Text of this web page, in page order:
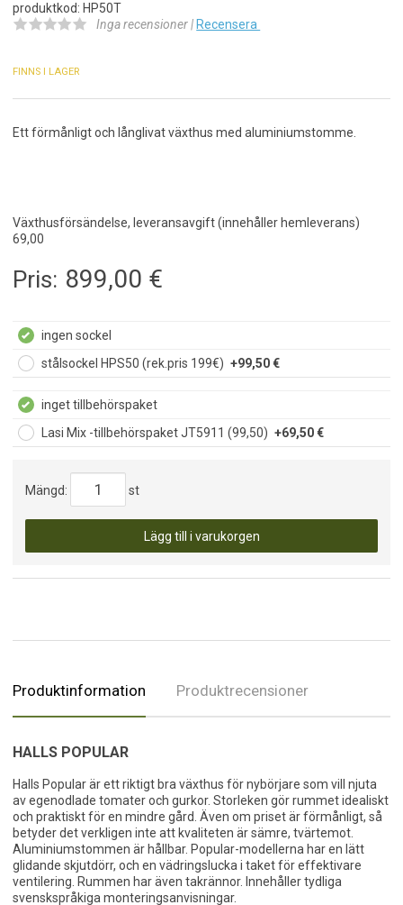
produktkod: HP50T
Inga recensioner | Recensera
FINNS I LAGER
Ett förmånligt och långlivat växthus med aluminiumstomme.
Växthusförsändelse, leveransavgift (innehåller hemleverans)
69,00
Pris: 899,00 €
ingen sockel
stålsockel HPS50 (rek.pris 199€) +99,50 €
inget tillbehörspaket
Lasi Mix -tillbehörspaket JT5911 (99,50) +69,50 €
Mängd: st
Lägg till i varukorgen
Produktinformation Produktrecensioner
HALLS POPULAR
Halls Popular är ett riktigt bra växthus för nybörjare som vill njuta
av egenodlade tomater och gurkor. Storleken gör rummet idealiskt
och praktiskt för en mindre gård. Även om priset är förmånligt, så
betyder det verkligen inte att kvaliteten är sämre, tvärtemot.
Aluminiumstommen är hållbar. Popular-modellerna har en lätt
glidande skjutdörr, och en vädringslucka i taket för effektivare
ventilering. Rummen har även takrännor. Innehåller tydliga
svenskspråkiga monteringsanvisningar.